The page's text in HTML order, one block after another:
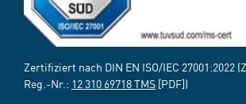
Zertifiziert nach DIN EN ISO/IEC 27001:2022
Reg.-Nr.: 12 310 69718 TMS [PDF])